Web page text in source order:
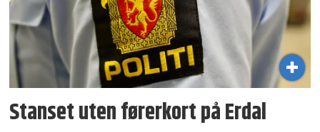
Stanset uten førerkort på Erdal